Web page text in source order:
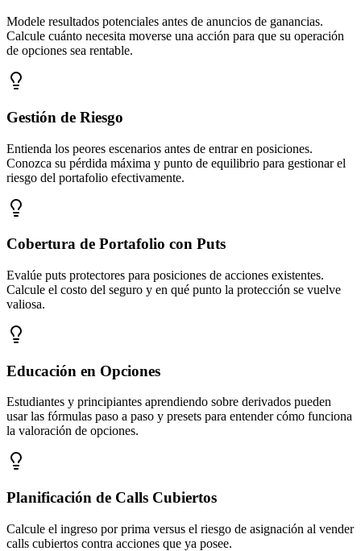
Modele resultados potenciales antes de anuncios de ganancias.
Calcule cuánto necesita moverse una acción para que su operación
de opciones sea rentable.
Gestión de Riesgo
Entienda los peores escenarios antes de entrar en posiciones.
Conozca su pérdida máxima y punto de equilibrio para gestionar el
riesgo del portafolio efectivamente.
Cobertura de Portafolio con Puts
Evalúe puts protectores para posiciones de acciones existentes.
Calcule el costo del seguro y en qué punto la protección se vuelve
valiosa.
Educación en Opciones
Estudiantes y principiantes aprendiendo sobre derivados pueden
usar las fórmulas paso a paso y presets para entender cómo funciona
la valoración de opciones.
Planificación de Calls Cubiertos
Calcule el ingreso por prima versus el riesgo de asignación al vender
calls cubiertos contra acciones que ya posee.